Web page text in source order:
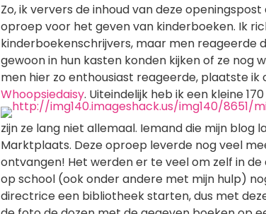
Zo, ik ververs de inhoud van deze
oproep voor het geven van kinderboeken. Ik
kinderboekenschrijvers, maar men reageerde
gewoon in hun kasten konden kijken of ze nog
men hier zo enthousiast reageerde, plaatste ik
Whoopsiedaisy. Uiteindelijk heb ik een kleine
zijn ze lang niet allemaal. Iemand die mijn blog
Marktplaats. Deze oproep leverde nog veel
ontvangen! Het werden er te veel om zelf in
op school (ook onder andere met mijn hulp)
directrice een bibliotheek starten, dus met